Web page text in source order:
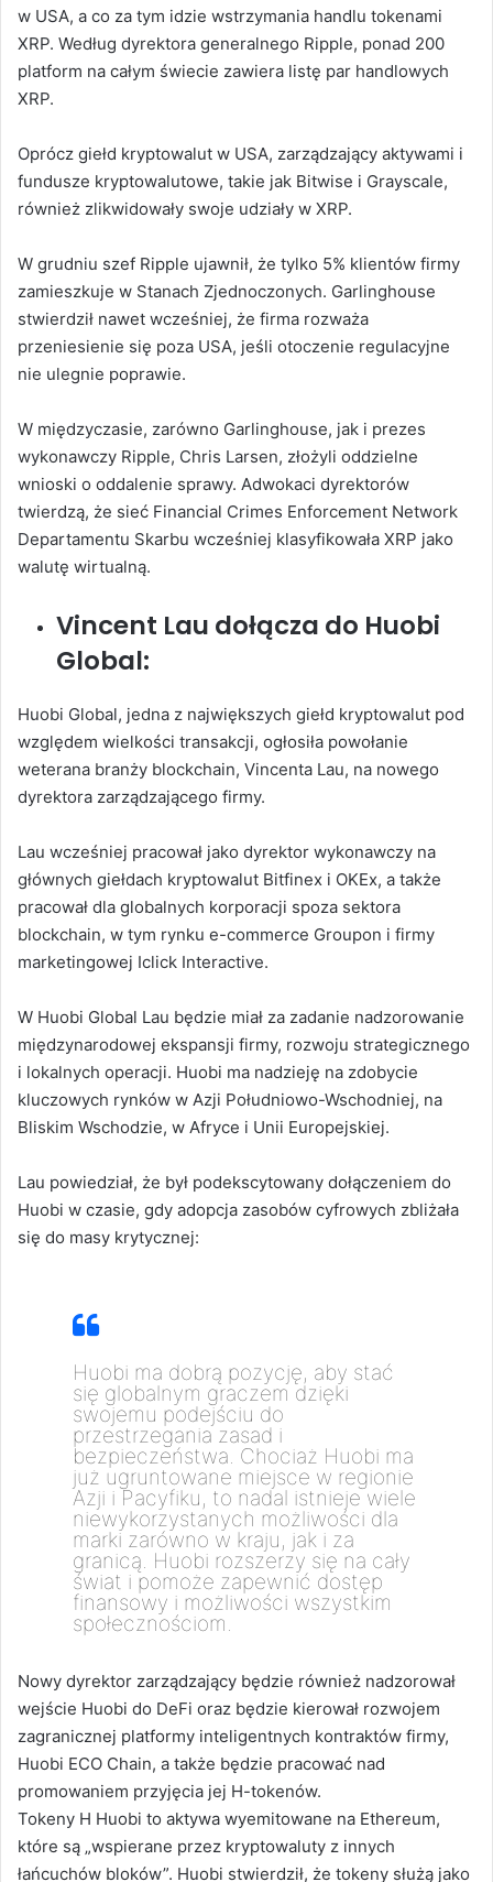
w USA, a co za tym idzie wstrzymania handlu tokenami
XRP. Według dyrektora generalnego Ripple, ponad 200
platform na całym świecie zawiera listę par handlowych
XRP.
Oprócz giełd kryptowalut w USA, zarządzający aktywami i
fundusze kryptowalutowe, takie jak Bitwise i Grayscale,
również zlikwidowały swoje udziały w XRP.
W grudniu szef Ripple ujawnił, że tylko 5% klientów firmy
zamieszkuje w Stanach Zjednoczonych. Garlinghouse
stwierdził nawet wcześniej, że firma rozważa
przeniesienie się poza USA, jeśli otoczenie regulacyjne
nie ulegnie poprawie.
W międzyczasie, zarówno Garlinghouse, jak i prezes
wykonawczy Ripple, Chris Larsen, złożyli oddzielne
wnioski o oddalenie sprawy. Adwokaci dyrektorów
twierdzą, że sieć Financial Crimes Enforcement Network
Departamentu Skarbu wcześniej klasyfikowała XRP jako
walutę wirtualną.
Vincent Lau dołącza do Huobi
Global:
Huobi Global, jedna z największych giełd kryptowalut pod
względem wielkości transakcji, ogłosiła powołanie
weterana branży blockchain, Vincenta Lau, na nowego
dyrektora zarządzającego firmy.
Lau wcześniej pracował jako dyrektor wykonawczy na
głównych giełdach kryptowalut Bitfinex i OKEx, a także
pracował dla globalnych korporacji spoza sektora
blockchain, w tym rynku e-commerce Groupon i firmy
marketingowej Iclick Interactive.
W Huobi Global Lau będzie miał za zadanie nadzorowanie
międzynarodowej ekspansji firmy, rozwoju strategicznego
i lokalnych operacji. Huobi ma nadzieję na zdobycie
kluczowych rynków w Azji Południowo-Wschodniej, na
Bliskim Wschodzie, w Afryce i Unii Europejskiej.
Lau powiedział, że był podekscytowany dołączeniem do
Huobi w czasie, gdy adopcja zasobów cyfrowych zbliżała
się do masy krytycznej:
Huobi ma dobrą pozycję, aby stać
się globalnym graczem dzięki
swojemu podejściu do
przestrzegania zasad i
bezpieczeństwa. Chociaż Huobi ma
już ugruntowane miejsce w regionie
Azji i Pacyfiku, to nadal istnieje wiele
niewykorzystanych możliwości dla
marki zarówno w kraju, jak i za
granicą. Huobi rozszerzy się na cały
świat i pomoże zapewnić dostęp
finansowy i możliwości wszystkim
społecznościom.
Nowy dyrektor zarządzający będzie również nadzorował
wejście Huobi do DeFi oraz będzie kierował rozwojem
zagranicznej platformy inteligentnych kontraktów firmy,
Huobi ECO Chain, a także będzie pracować nad
promowaniem przyjęcia jej H-tokenów.
Tokeny H Huobi to aktywa wyemitowane na Ethereum,
które są „wspierane przez kryptowaluty z innych
łańcuchów bloków”. Huobi stwierdził, że tokeny służą jako